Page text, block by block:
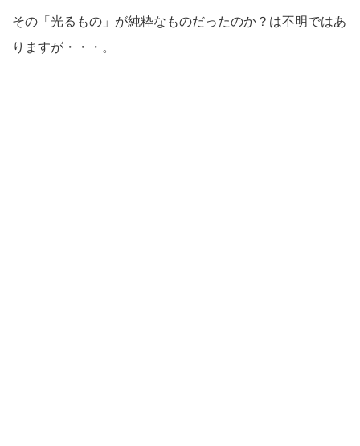
その「光るもの」が純粋なものだったのか？は不明ではあ
りますが・・・。